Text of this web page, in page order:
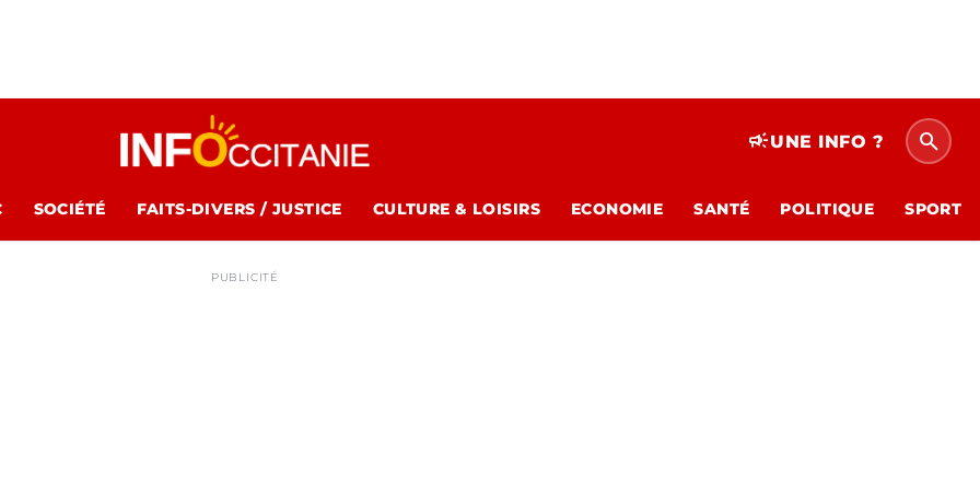
campaignUNE INFO ? search
SOCIÉTÉ FAITS-DIVERS / JUSTICE CULTURE & LOISIRS ECONOMIE SANTÉ POLITIQUE SPORT
PUBLICITÉ